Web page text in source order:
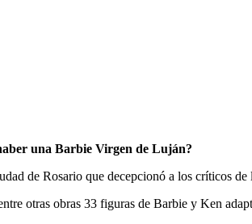
una Barbie Virgen de Luján?
de Rosario que decepcionó a los críticos
otras obras 33 figuras de Barbie y Ken